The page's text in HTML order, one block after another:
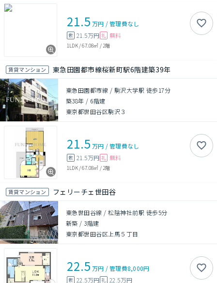
21.5 万円 /管理費なし
敷 21.5万円 礼 無料
1LDK/67.08㎡ / 2階
賃貸マンション 東急田園都市線桜新町駅6階建築39年
東急田園都市線 / 駒沢大学駅 徒歩17分
築38年 / 6階建
東京都世田谷区駒沢３
21.5 万円 /管理費なし
敷 21.5万円 礼 無料
1LDK/67.08㎡ / 2階
賃貸マンション フェリーチェ世田谷
東急世田谷線 / 松陰神社前駅 徒歩5分
新築 / 3階建
東京都世田谷区上馬５丁目
22.5 万円 /管理費8,000円
敷 22.5万円 礼 22.5万円